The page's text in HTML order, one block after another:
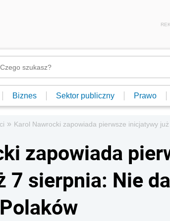
Biznes Sektor publiczny Prawo
» Karol Nawrocki zapowiada pierwsze inicjatywy
zapowiada
7 sierpnia: Nie